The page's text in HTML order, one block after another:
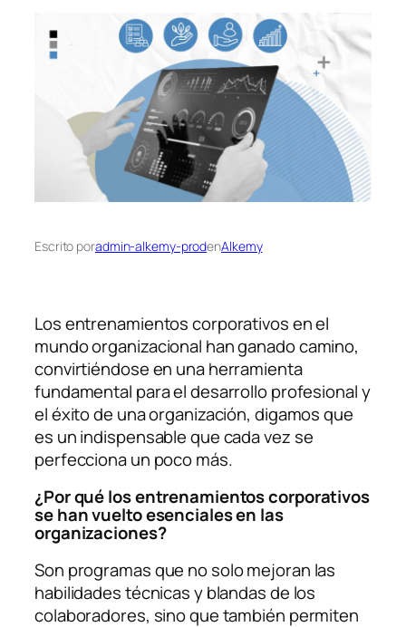
Escrito poradmin-alkemy-prodenAlkemy
Los entrenamientos corporativos en el
mundo organizacional han ganado camino,
convirtiéndose en una herramienta
fundamental para el desarrollo profesional y
el éxito de una organización, digamos que
es un indispensable que cada vez se
perfecciona un poco más.
¿Por qué los entrenamientos corporativos
se han vuelto esenciales en las
organizaciones?
Son programas que no solo mejoran las
habilidades técnicas y blandas de los
colaboradores, sino que también permiten